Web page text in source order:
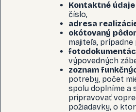
Kontaktné údaje
číslo,
adresa
okótovaný
majiteľa,
výpovedných
zoznam
potreby, počet
spolu doplníme a
pripravovať
požiadavky, o